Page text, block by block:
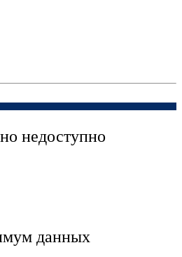
недоступно
данных